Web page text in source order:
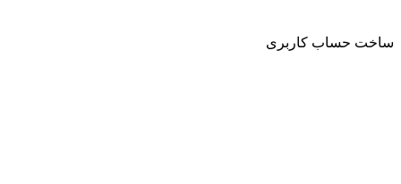
ساخت حساب کاربری